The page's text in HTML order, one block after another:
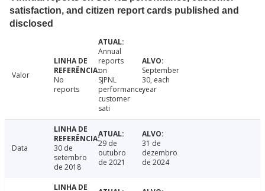
satisfaction, and citizen report cards published and
disclosed
Valor
No
reports
Annual
reports
on
SJPNL
performance,
customer
sati
September
30, each
year
Data
30 de
setembro
de 2018
29 de
outubro
de 2021
31 de
dezembro
de 2024